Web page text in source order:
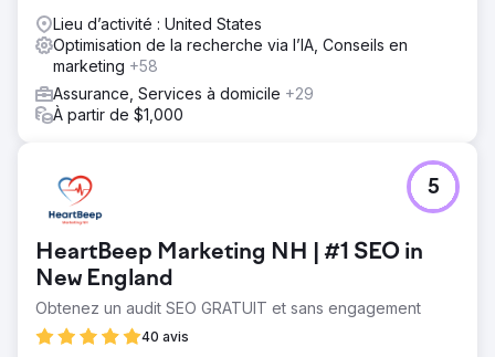
Lieu d’activité : United States
Optimisation de la recherche via l’IA, Conseils en
marketing +58
Assurance, Services à domicile +29
À partir de $1,000
HeartBeep Marketing NH | #1 SEO in
New England
Obtenez un audit SEO GRATUIT et sans engagement
40 avis
5